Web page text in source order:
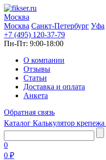
Москва
Москва Санкт-Петербург Уфа
+7 (495) 120-37-79
Пн-Пт: 9:00-18:00
О компании
Отзывы
Статьи
Доставка и оплата
Анкета
Обратная связь
Каталог Калькулятор крепежа
0
0 ₽